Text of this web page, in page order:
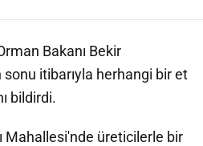
Bakanı Bekir
sonu itibarıyla herhangi bir et
bildirdi.
Mahallesi'nde üreticilerle bir